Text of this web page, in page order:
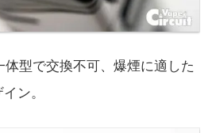
体型で交換不可、爆煙に適した
ン。